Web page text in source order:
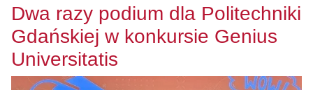
Dwa razy podium dla Politechniki
Gdańskiej w konkursie Genius
Universitatis